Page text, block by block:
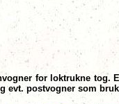
for loktrukne
evt. postvogner som